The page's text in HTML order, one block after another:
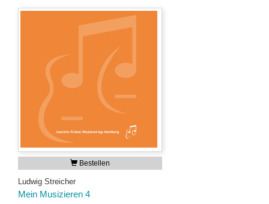
Bestellen
Ludwig Streicher
Mein Musizieren 4